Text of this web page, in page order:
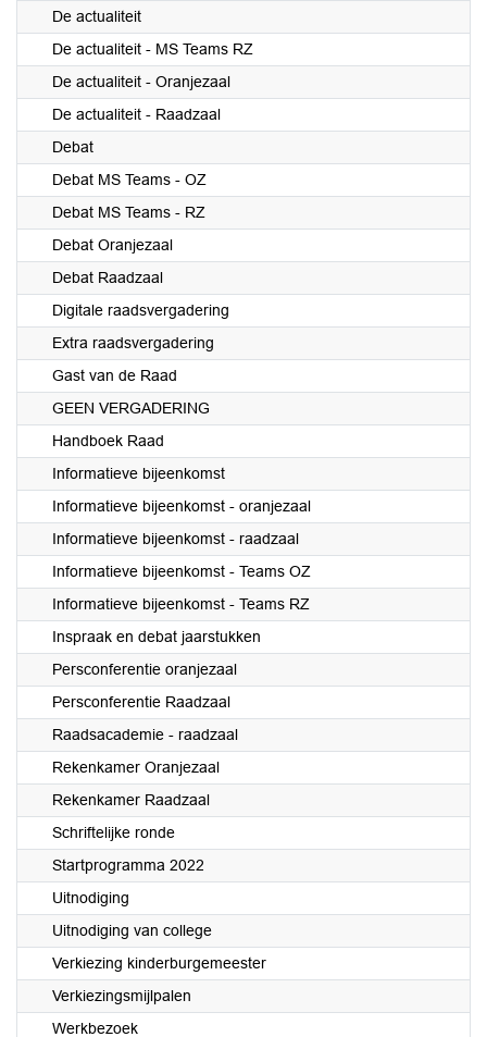
De actualiteit
De actualiteit - MS Teams RZ
De actualiteit - Oranjezaal
De actualiteit - Raadzaal
Debat
Debat MS Teams - OZ
Debat MS Teams - RZ
Debat Oranjezaal
Debat Raadzaal
Digitale raadsvergadering
Extra raadsvergadering
Gast van de Raad
GEEN VERGADERING
Handboek Raad
Informatieve bijeenkomst
Informatieve bijeenkomst - oranjezaal
Informatieve bijeenkomst - raadzaal
Informatieve bijeenkomst - Teams OZ
Informatieve bijeenkomst - Teams RZ
Inspraak en debat jaarstukken
Persconferentie oranjezaal
Persconferentie Raadzaal
Raadsacademie - raadzaal
Rekenkamer Oranjezaal
Rekenkamer Raadzaal
Schriftelijke ronde
Startprogramma 2022
Uitnodiging
Uitnodiging van college
Verkiezing kinderburgemeester
Verkiezingsmijlpalen
Werkbezoek